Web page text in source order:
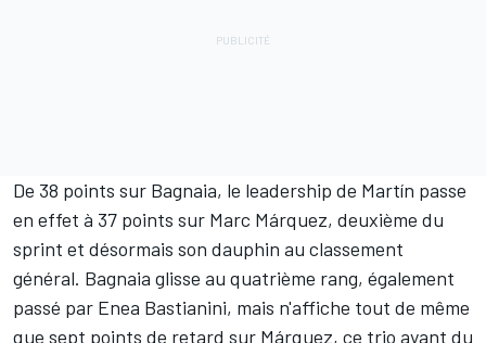
De 38 points sur Bagnaia, le leadership de Martín passe
en effet à 37 points sur Marc Márquez, deuxième du
sprint et désormais son dauphin au classement
général. Bagnaia glisse au quatrième rang, également
passé par Enea Bastianini, mais n'affiche tout de même
que sept points de retard sur Márquez, ce trio ayant du